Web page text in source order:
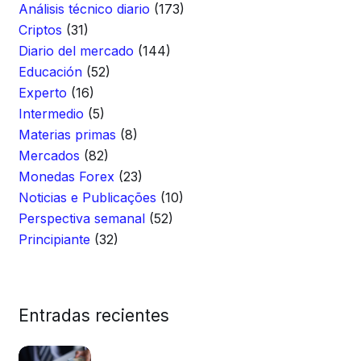
Análisis técnico diario (173)
Criptos (31)
Diario del mercado (144)
Educación (52)
Experto (16)
Intermedio (5)
Materias primas (8)
Mercados (82)
Monedas Forex (23)
Noticias e Publicações (10)
Perspectiva semanal (52)
Principiante (32)
Entradas recientes